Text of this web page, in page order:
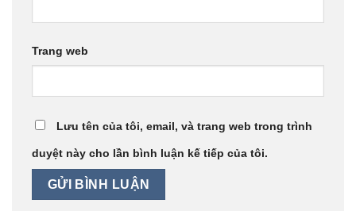
Trang web
Lưu tên của tôi, email, và trang web trong trình
duyệt này cho lần bình luận kế tiếp của tôi.